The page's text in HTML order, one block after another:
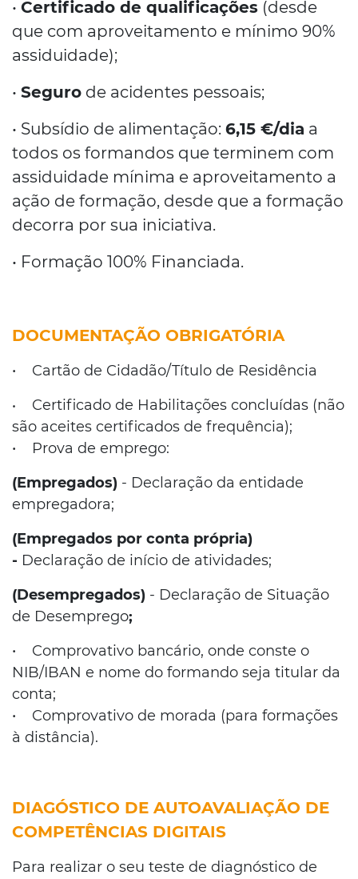
• Certificado de qualificações (desde
que com aproveitamento e mínimo 90%
assiduidade);
• Seguro de acidentes pessoais;
• Subsídio de alimentação: 6,15 €/dia a
todos os formandos que terminem com
assiduidade mínima e aproveitamento a
ação de formação, desde que a formação
decorra por sua iniciativa.
• Formação 100% Financiada.
DOCUMENTAÇÃO OBRIGATÓRIA
• Cartão de Cidadão/Título de Residência
• Certificado de Habilitações concluídas (não
são aceites certificados de frequência);
• Prova de emprego:
(Empregados) - Declaração da entidade
empregadora;
(Empregados por conta própria)
- Declaração de início de atividades;
(Desempregados) - Declaração de Situação
de Desemprego;
• Comprovativo bancário, onde conste o
NIB/IBAN e nome do formando seja titular da
conta;
• Comprovativo de morada (para formações
à distância).
DIAGÓSTICO DE AUTOAVALIAÇÃO DE
COMPETÊNCIAS DIGITAIS
Para realizar o seu teste de diagnóstico de